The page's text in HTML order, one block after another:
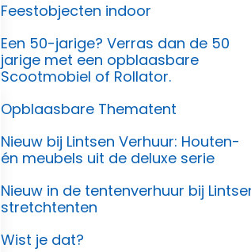
Feestobjecten indoor
Een 50-jarige? Verras dan de 50
jarige met een opblaasbare
Scootmobiel of Rollator.
Opblaasbare Thematent
Nieuw bij Lintsen Verhuur: Houten-
én meubels uit de deluxe serie
Nieuw in de tentenverhuur bij
stretchtenten
Wist je dat?